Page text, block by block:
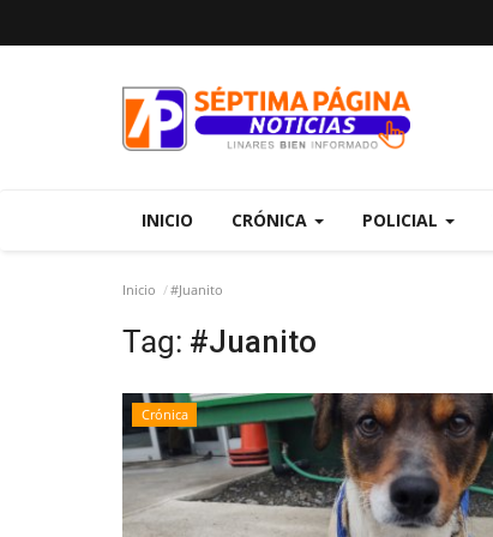
INICIO CRÓNICA POLICIAL
Inicio #Juanito
Tag: #Juanito
Crónica